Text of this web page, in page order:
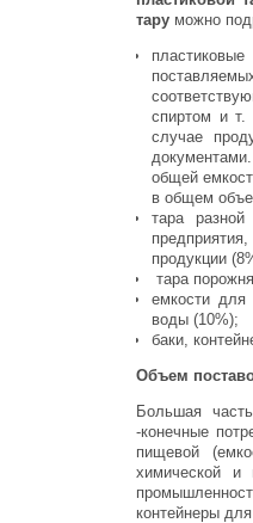
тару можно
спиртом и
случае
общей
в общем
тара
продукции
тара
емкости для
воды (10%);
баки,
Объем
Большая
-конечные
пищевой
химической и
контейнеры